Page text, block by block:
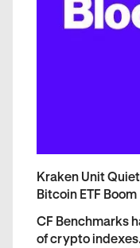
Kraken Unit
Bitcoin ETF Boom
CF Benchmarks
of crypto